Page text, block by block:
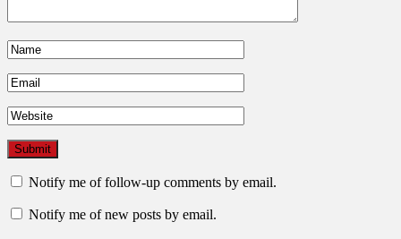
Notify me of follow-up comments by email.
Notify me of new posts by email.